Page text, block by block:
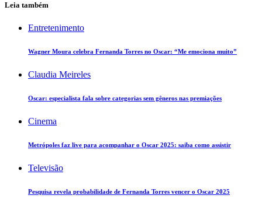
Leia também
Entretenimento
Wagner Moura celebra Fernanda Torres no Oscar: “Me emociona muito”
Claudia Meireles
Oscar: especialista fala sobre categorias sem gêneros nas premiações
Cinema
Metrópoles faz live para acompanhar o Oscar 2025: saiba como assistir
Televisão
Pesquisa revela probabilidade de Fernanda Torres vencer o Oscar 2025